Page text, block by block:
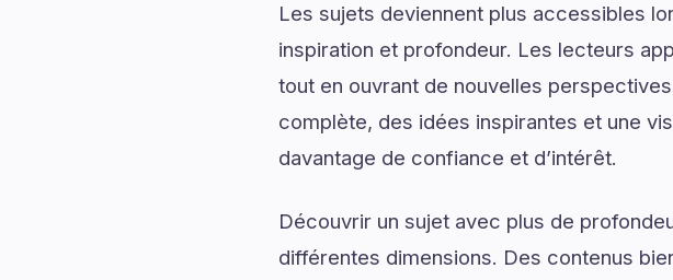
Les sujets deviennent plus accessibles
inspiration et profondeur. Les lecteurs
tout en ouvrant de nouvelles
complète, des idées inspirantes et une
davantage de confiance et d’intérêt.
Découvrir un sujet avec plus de
différentes dimensions. Des contenus